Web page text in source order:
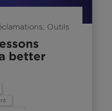
, Outils
better